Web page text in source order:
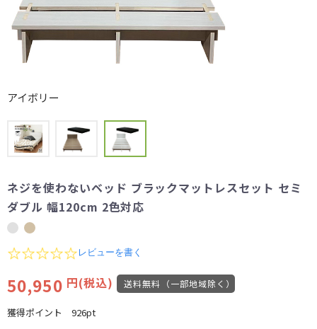
アイボリー
ネジを使わないベッド ブラックマットレスセット セミ
ダブル 幅120cm 2色対応
0.0
rating
レビューを書く
50,950 円(税込) 送料無料（一部地域除く）
獲得ポイント 926pt